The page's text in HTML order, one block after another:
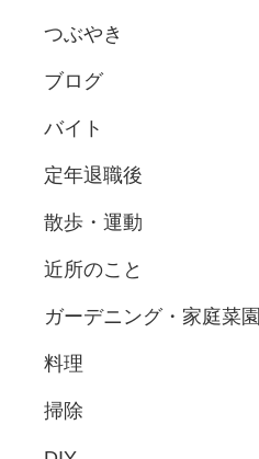
つぶやき
ブログ
バイト
定年退職後
散歩・運動
近所のこと
ガーデニング・家庭菜園
料理
掃除